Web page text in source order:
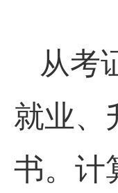
从考
就业、
书。计